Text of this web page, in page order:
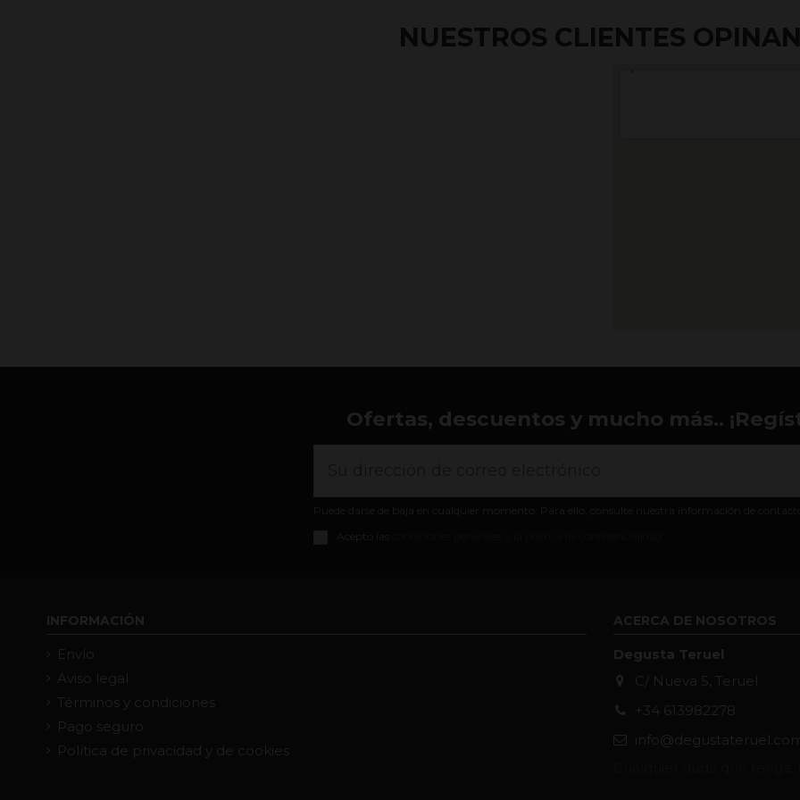
NUESTROS CLIENTES
Ofertas, descuentos y mucho más..
INFORMACIÓN
Envío
Aviso legal
Términos y condiciones
Pago seguro
Política de privacidad y de cookies
ACERCA DE NOSOTROS
Degusta Teruel
C/ Nueva 5, Teruel
+34 613982278